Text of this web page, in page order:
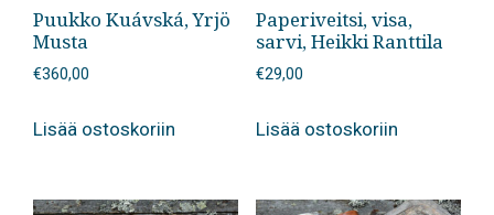
Puukko Kuávská, Yrjö
Musta
€360,00
Lisää ostoskoriin
Paperiveitsi, visa,
sarvi, Heikki Ranttila
€29,00
Lisää ostoskoriin